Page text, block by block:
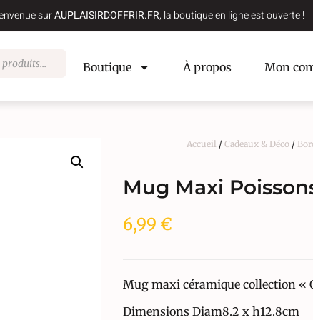
surAUPLAISIRDOFFRIR.FR, la boutique en ligne est ouverte !
Boutique À propos Mon
Accueil / Cadeaux & Déco /
Mug Maxi
6,99 €
Mug maxi céramique collection «
Dimensions Diam8.2 x h12.8cm